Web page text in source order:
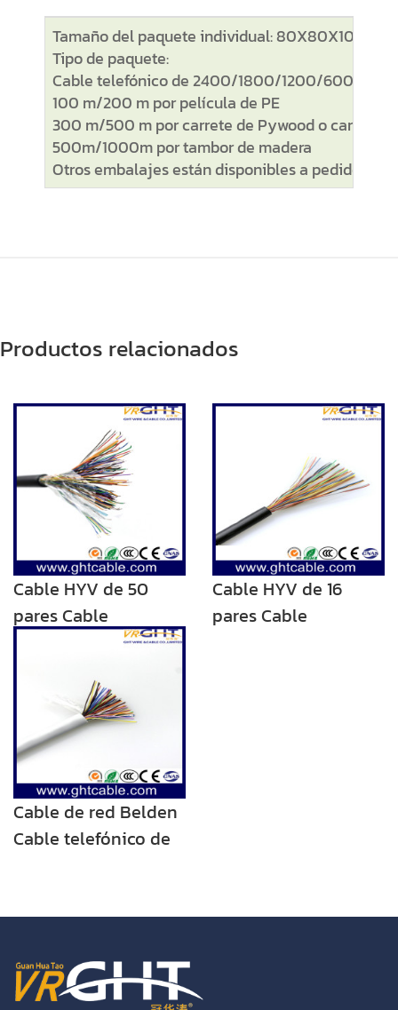
Tamaño del paquete individual: 80X80X100 cm
Tipo de paquete:
Cable telefónico de 2400/1800/1200/600/
100 m/200 m por película de PE
300 m/500 m por carrete de Pywood o carrete
500m/1000m por tambor de madera
Otros embalajes están disponibles a pedido.
Productos relacionados
Cable HYV de 50
pares Cable
telefónico para
de alta calidad
Cable HYV de 16
pares Cable
Cable de red Belden
Cable telefónico de
uso en
interiores